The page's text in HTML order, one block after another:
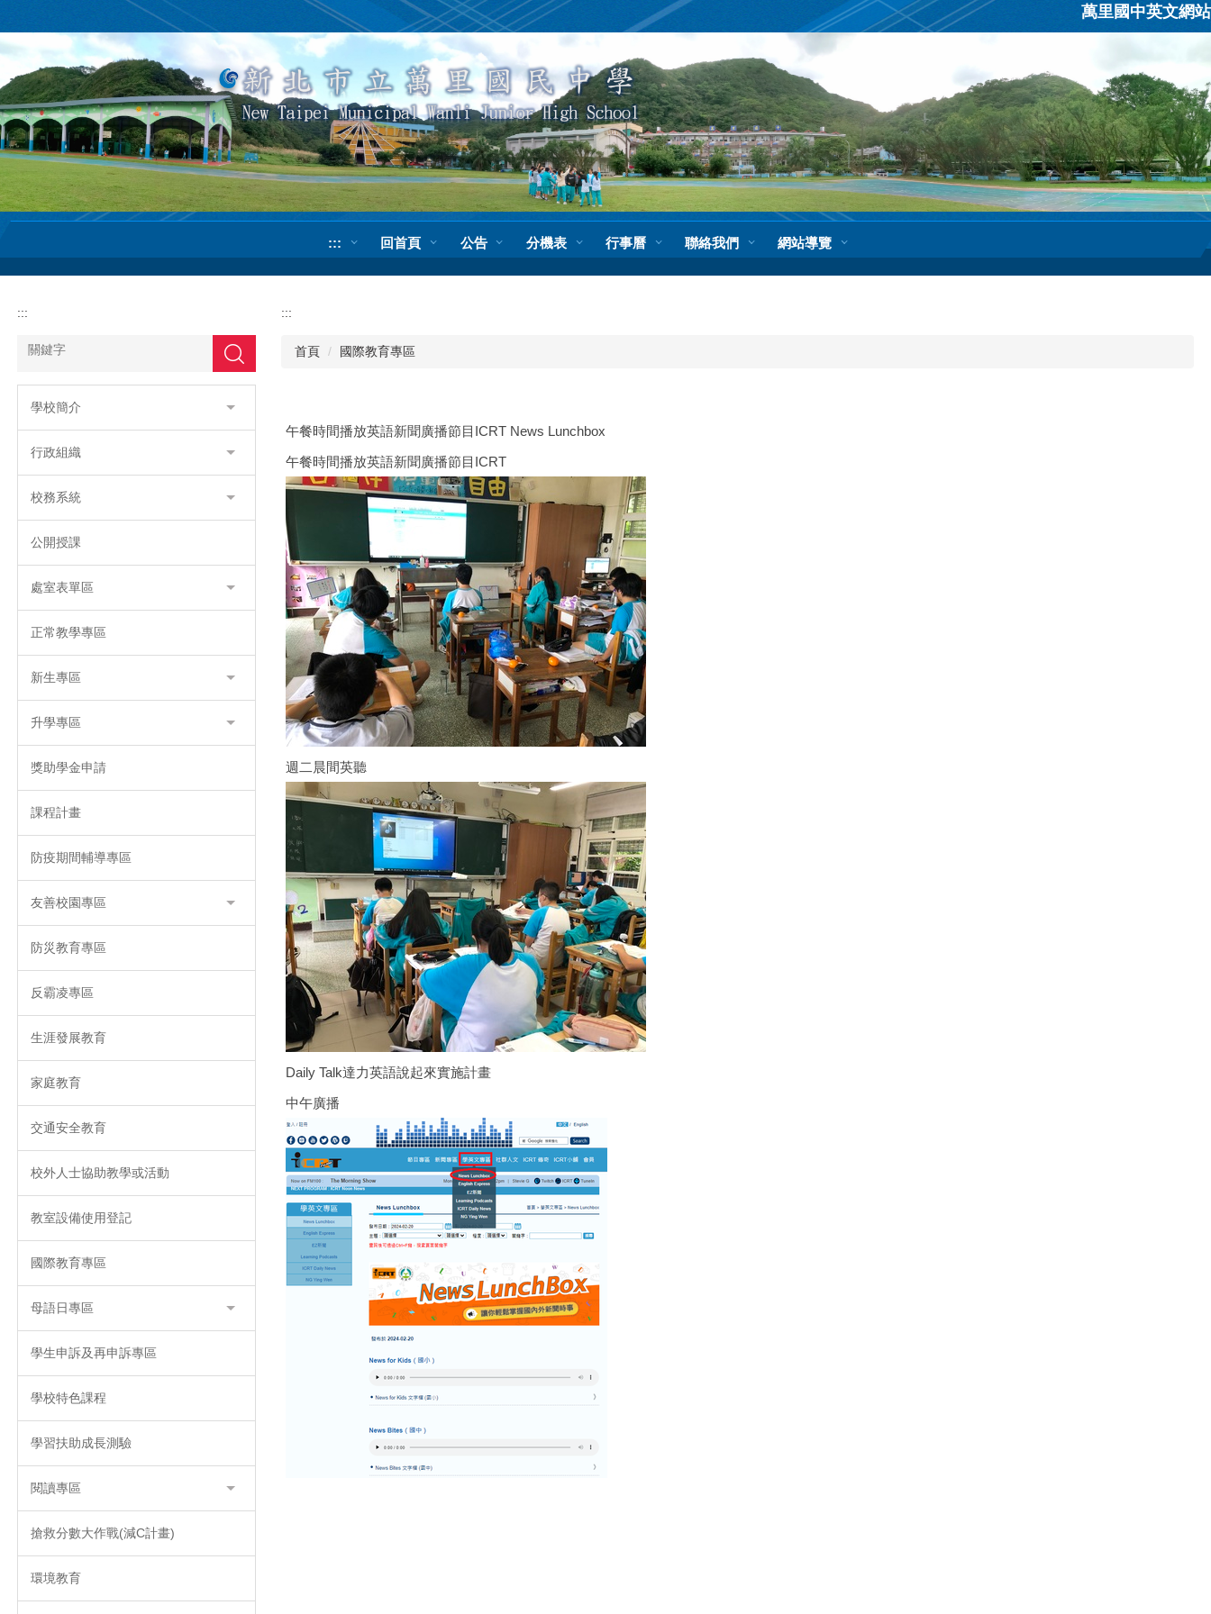
到
內
容
區
萬里國中英文網站
::: 回首頁 公告 分機表 行事曆 聯絡我們 網站導覽
:::
搜尋
學校簡介
行政組織
校務系統
公開授課
處室表單區
正常教學專區
新生專區
升學專區
獎助學金申請
課程計畫
防疫期間輔導專區
友善校園專區
防災教育專區
反霸凌專區
生涯發展教育
家庭教育
交通安全教育
校外人士協助教學或活動
教室設備使用登記
國際教育專區
母語日專區
學生申訴及再申訴專區
學校特色課程
學習扶助成長測驗
閱讀專區
搶救分數大作戰(減C計畫)
環境教育
:::
首頁 國際教育專區
午餐時間播放英語新聞廣播節目ICRT News Lunchbox
午餐時間播放英語新聞廣播節目ICRT
週二晨間英聽
Daily Talk達力英語說起來實施計畫
中午廣播